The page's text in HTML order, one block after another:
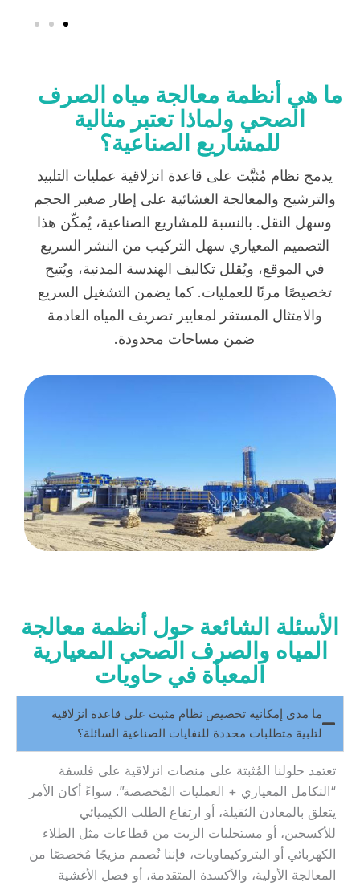
ما هي أنظمة معالجة مياه الصرف
الصحي ولماذا تعتبر مثالية
للمشاريع الصناعية؟
يدمج نظام مُثبَّت على قاعدة انزلاقية عمليات التلبيد
والترشيح والمعالجة الغشائية على إطار صغير الحجم
وسهل النقل. بالنسبة للمشاريع الصناعية، يُمكّن هذا
التصميم المعياري سهل التركيب من النشر السريع
في الموقع، ويُقلل تكاليف الهندسة المدنية، ويُتيح
تخصيصًا مرنًا للعمليات. كما يضمن التشغيل السريع
والامتثال المستقر لمعايير تصريف المياه العادمة
ضمن مساحات محدودة.
الأسئلة الشائعة حول أنظمة معالجة
المياه والصرف الصحي المعيارية
المعبأة في حاويات
ما مدى إمكانية تخصيص نظام مثبت على قاعدة انزلاقية
لتلبية متطلبات محددة للنفايات الصناعية السائلة؟
تعتمد حلولنا المُثبتة على منصات انزلاقية على فلسفة
“التكامل المعياري + العمليات المُخصصة”. سواءً أكان الأمر
يتعلق بالمعادن الثقيلة، أو ارتفاع الطلب الكيميائي
للأكسجين، أو مستحلبات الزيت من قطاعات مثل الطلاء
الكهربائي أو البتروكيماويات، فإننا نُصمم مزيجًا مُخصصًا من
المعالجة الأولية، والأكسدة المتقدمة، أو فصل الأغشية